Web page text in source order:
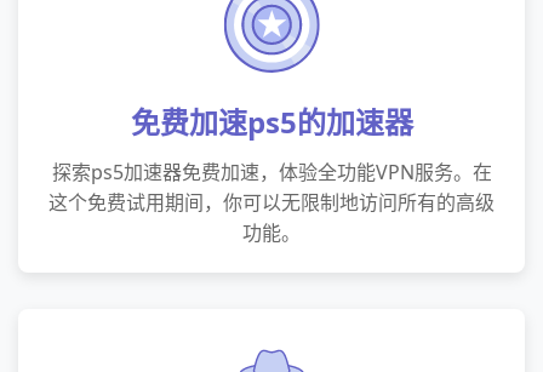
免费加速ps5的加速器
探索ps5加速器免费加速，体验全功能VPN服务。在
这个免费试用期间，你可以无限制地访问所有的高级
功能。